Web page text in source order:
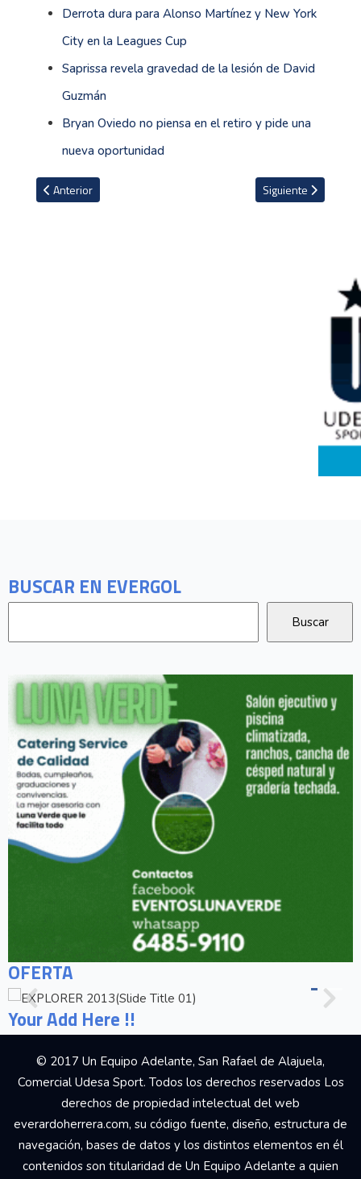
BUSCAR EN EVERGOL
OFERTA
Derrota dura para Alonso Martínez y New York
City en la Leagues Cup
Saprissa revela gravedad de la lesión de David
Guzmán
Bryan Oviedo no piensa en el retiro y pide una
nueva oportunidad
Artículo anterior: Paulo Wanchope satisfecho con el desempeño
Anterior Artículo siguiente:
Siguiente